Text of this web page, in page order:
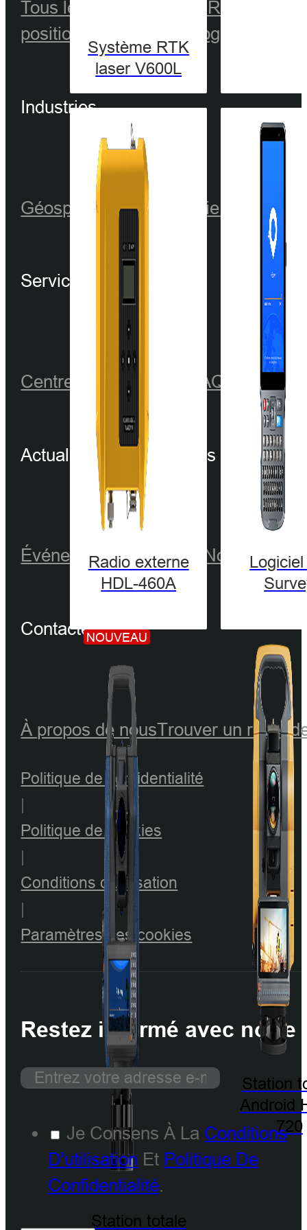
Système RTK
laser V600L
Radio externe
HDL-460A
NOUVEAU
Station totale
Station
Android
720
Tous les produits GNSS RTK
positionnement précis
Logiciel
Industries
Géospatiale Hydrographie Agriculture
Service et assistance
Centre de partenaires FAQ Tutoriels
Actualités et événements
Événements en vedette Nouvelles
Contactez-nous
À propos de nousTrouver un
Politique de confidentialité
Politique de cookies
Conditions d'utilisation
Paramètres des cookies
Restez informé avec notre
Je Consens À La Conditions
D'utilisation Et Politique De
Confidentialité.